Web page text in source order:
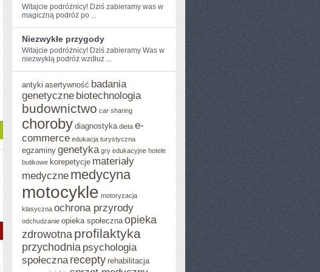
Witajcie podróżnicy!‍ Dziś zabieramy was w
magiczną⁢ podróż⁢ po ...
Niezwykłe przygody
Witajcie podróżnicy! Dziś ⁣zabieramy ‌Was w‌
niezwykłą⁣ podróż wzdłuż ...
antyki asertywność badania
genetyczne biotechnologia
budownictwo car sharing
choroby diagnostyka dieta e-
commerce edukacja turystyczna
egzaminy genetyka gry edukacyjne hotele
butikowe korepetycje materiały
medyczne medycyna
motocykle motoryzacja
klasyczna ochrona przyrody
odchudzanie opieka społeczna opieka
zdrowotna profilaktyka
przychodnia psychologia
społeczna recepty rehabilitacja